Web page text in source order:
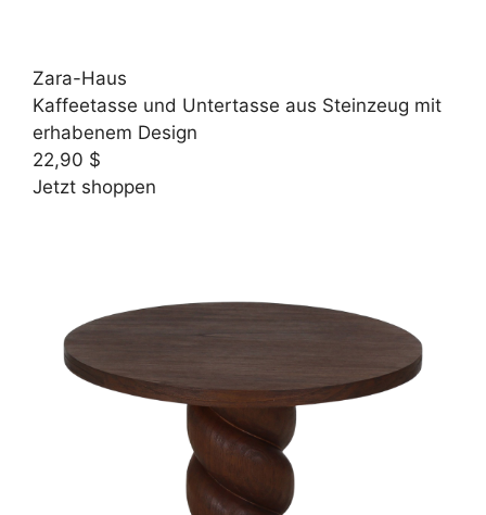
Zara-Haus
Kaffeetasse und Untertasse aus Steinzeug mit
erhabenem Design
22,90 $
Jetzt shoppen